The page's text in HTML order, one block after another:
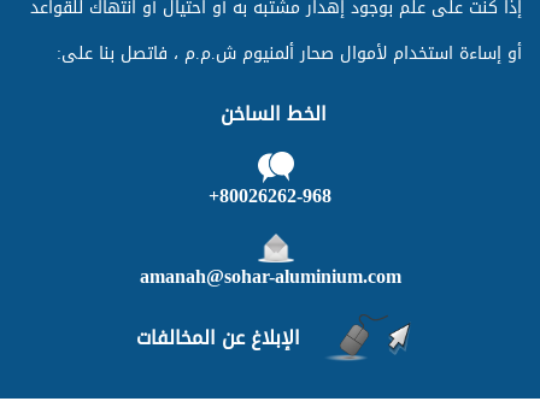
إذا كنت على علم بوجود إهدار مشتبه به أو احتيال أو انتهاك للقواعد
أو إساءة استخدام لأموال صحار ألمنيوم ش.م.م ، فاتصل بنا على:
الخط الساخن
80026262-968+
amanah@sohar-aluminium.com
الإبلاغ عن المخالفات